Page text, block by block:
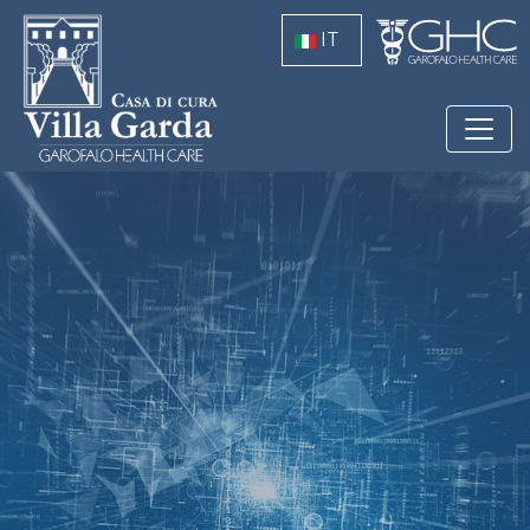
Salta al contenuto principale
IT